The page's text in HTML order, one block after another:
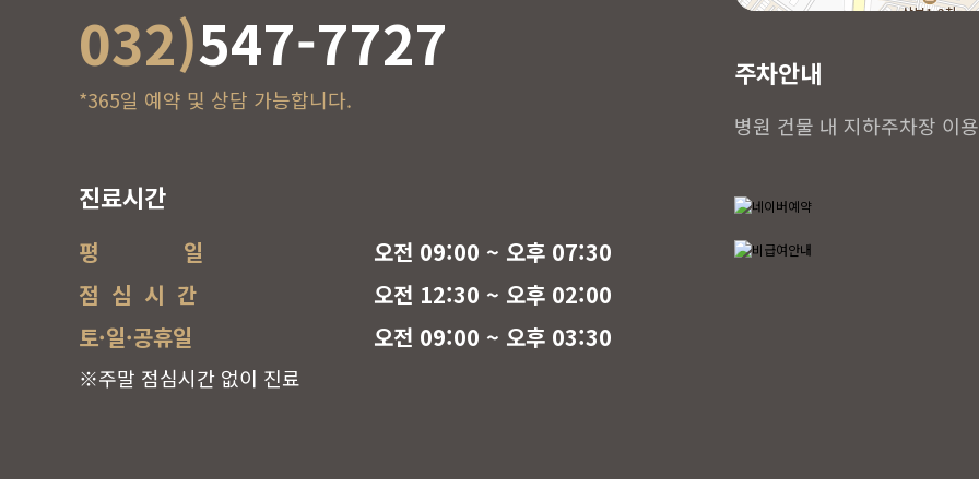
032)547-7727
*365일 예약 및 상담 가능합니다.
진료시간
평 일
오전 09:00 ~ 오후 07:30
점 심 시 간
오전 12:30 ~ 오후 02:00
토·일·공휴일
오전 09:00 ~ 오후 03:30
※주말 점심시간 없이 진료
주차안내
병원 건물 내 지하주차장 이